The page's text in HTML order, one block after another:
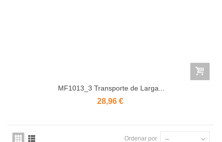
MF1013_3 Transporte de Larga...
28,96 €
Ordenar por --